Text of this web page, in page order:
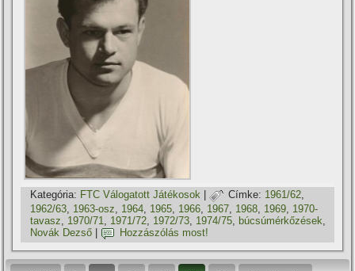
Kategória: FTC Válogatott Játékosok | Címke: 1961/62,
1962/63, 1963-osz, 1964, 1965, 1966, 1967, 1968, 1969, 1970-
tavasz, 1970/71, 1971/72, 1972/73, 1974/75, búcsúmérkőzések,
Novák Dezső
Hozzászólás most!